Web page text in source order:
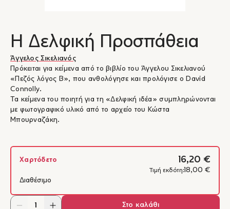
Η Δελφική Προσπάθεια
Άγγελος Σικελιανός
Πρόκειται για κείμενα από το βιβλίο του Άγγελου Σικελιανού
«Πεζός λόγος Β», που ανθολόγησε και προλόγισε ο David
Connolly.
Τα κείμενα του ποιητή για τη «Δελφική ιδέα» συμπληρώνονται
με φωτογραφικό υλικό από το αρχείο του Κώστα
Μπουρναζάκη.
Χαρτόδετο 16,20 €
Τιμή εκδότη: 18,00 €
Διαθέσιμο
Στο καλάθι